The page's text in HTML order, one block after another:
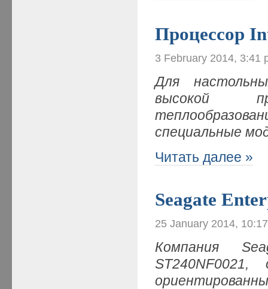
Процессор
3 February 2014, 3:41
Для
высокой
специальные
Читать далее »
Seagate
25 January 2014,
Компания